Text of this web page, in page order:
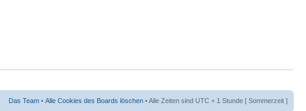
Das Team • Alle Cookies des Boards löschen • Alle Zeiten sind UTC + 1 Stunde [ Sommerzeit ]